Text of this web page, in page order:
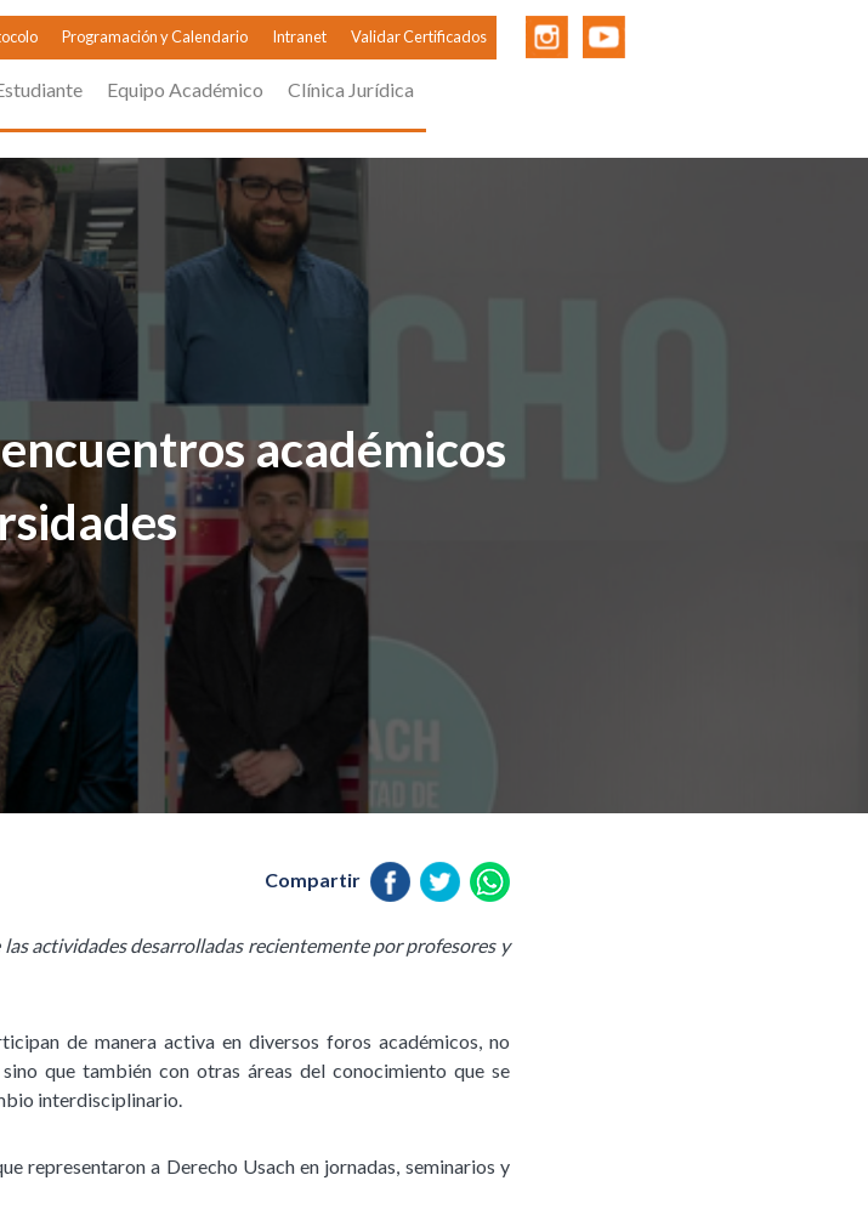
Programación y Calendario Intranet Validar Certificados
Equipo Académico Clínica Jurídica
académicos
Compartir
actividades desarrolladas recientemente por profesores y
de manera activa en diversos foros académicos, no
que también con otras áreas del conocimiento que se
interdisciplinario.
representaron a Derecho Usach en jornadas, seminarios y